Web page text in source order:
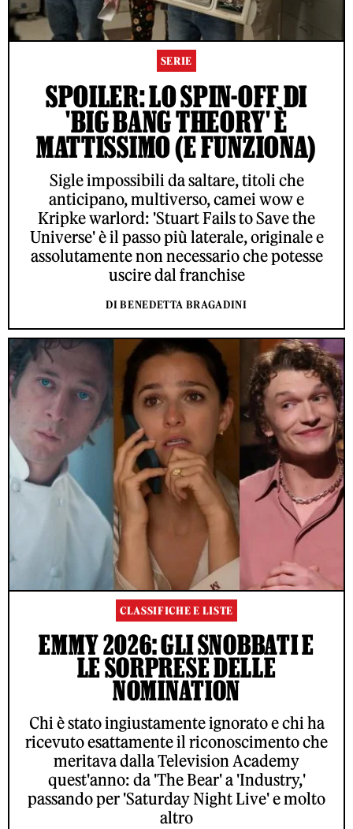
SERIE
SPOILER: LO SPIN-OFF DI
'BIG BANG THEORY' È
MATTISSIMO (E FUNZIONA)
Sigle impossibili da saltare, titoli che
anticipano, multiverso, camei wow e
Kripke warlord: 'Stuart Fails to Save the
Universe' è il passo più laterale, originale e
assolutamente non necessario che potesse
uscire dal franchise
DI BENEDETTA BRAGADINI
CLASSIFICHE E LISTE
EMMY 2026: GLI SNOBBATI E
LE SORPRESE DELLE
NOMINATION
Chi è stato ingiustamente ignorato e chi ha
ricevuto esattamente il riconoscimento che
meritava dalla Television Academy
quest'anno: da 'The Bear' a 'Industry,'
passando per 'Saturday Night Live' e molto
altro